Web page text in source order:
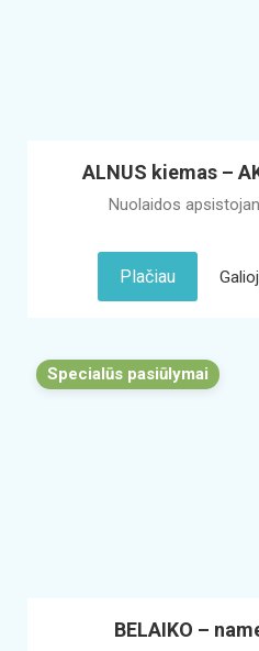
ALNUS kiemas –
Nuolaidos
Plačiau
Specialūs pasiūlymai
BELAIKO –